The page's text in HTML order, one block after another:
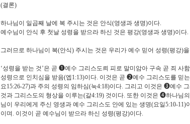
(결론)
하나님이 일곱째 날에 복 주시는 것은 안식(영생과 생명)이다.
예수님이 안식 후 첫날 성령을 받으라 하신 것은 평강(영생과 생명)이다.
그러므로 하나님이 복(안식) 주시는 것은 우리가 예수 믿어 성령(평강)
‘성령을 받는 것’은 곧 ➊예수 그리스도릐 피로 말미암아 구속 곧 죄 사
성령으로 인치심을 받음(엡 1:13)이다. 이것은 곧 ➋예수 그리스도를 믿
요15:26-27)과 주의 성령의 임하심(눅4:18)이다. 그리고 이것은 ➌예수
것과 그리스도의 형상을 이루는(갈4:19) 것이다. 또한 이것은 ➍하나님
님이 우리에게 주신 영생과 예수 그리스도 안에 있는 생명(요일5:10-11)
이며 . 이것이 곧 예수님이 받으라 하신 성령(평강)이다.